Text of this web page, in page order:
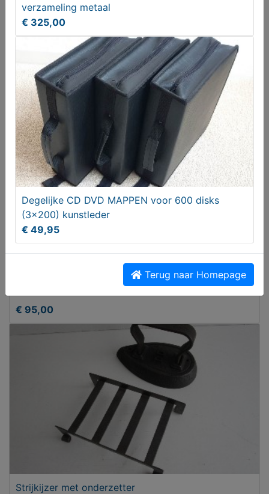
Europe Flyer Huissen Scania
€ 19,95
Vintage ambulance jaren 50
€ 95,00
Strijkijzer met onderzetter
verzameling metaal
€ 325,00
Degelijke CD DVD MAPPEN voor 600 disks
(3x200) kunstleder
€ 49,95
Terug naar Homepage